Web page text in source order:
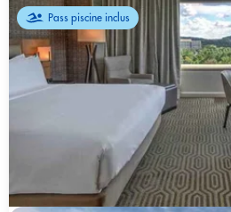
Pass piscine inclus